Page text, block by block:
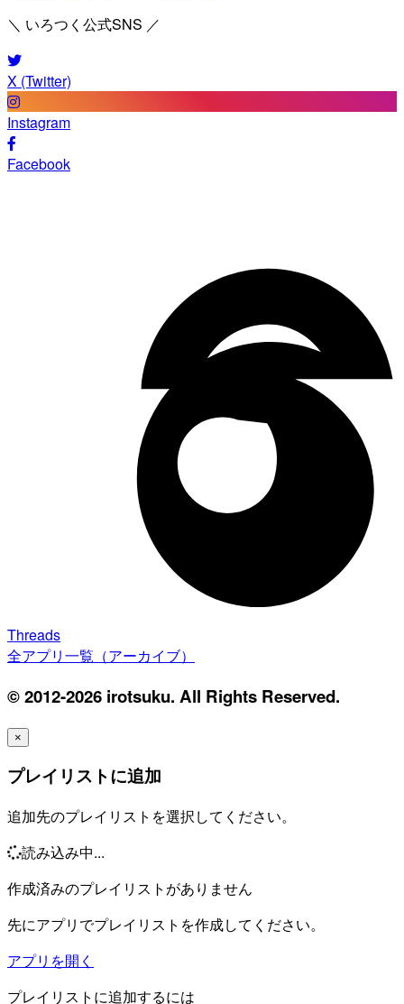
＼ いろつく公式SNS ／
X (Twitter)
Instagram
Facebook
Threads
全アプリ一覧（アーカイブ）
© 2012-2026 irotsuku. All Rights Reserved.
×
プレイリストに追加
追加先のプレイリストを選択してください。
読み込み中...
作成済みのプレイリストがありません
先にアプリでプレイリストを作成してください。
アプリを開く
プレイリストに追加するには